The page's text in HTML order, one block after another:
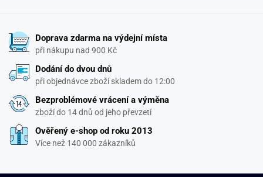
Doprava zdarma na výdejní místa
při nákupu nad 900 Kč
Dodání do dvou dnů
při objednávce zboží skladem do 12:00
Bezproblémové vrácení a výměna
zboží do 14 dnů od jeho převzetí
Ověřený e-shop od roku 2013
Více než 140 000 zákazníků